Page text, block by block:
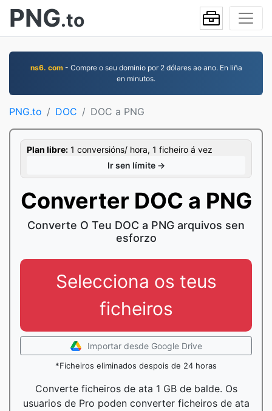
PNG.to
ns6. com- Compre o seu dominio por 2 dólares ao ano. En liña
en minutos.
PNG.to DOC DOC a PNG
Plan libre: 1 conversións/ hora, 1 ficheiro á vez
Ir sen límite →
Converter DOC a PNG
Converte O Teu DOC a PNG arquivos sen
esforzo
Selecciona os teus
ficheiros
Importar desde Google Drive
*Ficheiros eliminados despois de 24 horas
Converte ficheiros de ata 1 GB de balde. Os
usuarios de Pro poden converter ficheiros de ata